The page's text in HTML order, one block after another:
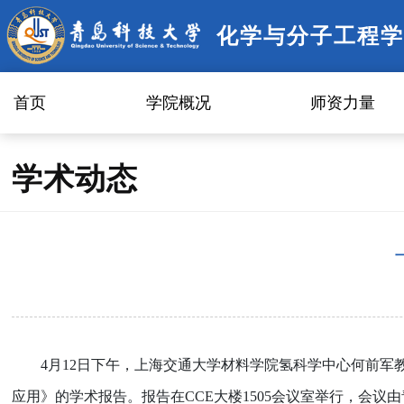
化学与分子工程
首页 学院概况 师资力量
学术动态
4月 12 日下午，上海交通大学材料学院氢科学中心何前军
应用 》的学术报告。报告在CCE大楼1505会议室举行，会议